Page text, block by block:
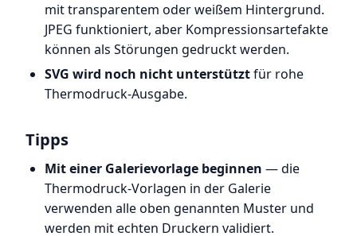
mit transparentem oder weißem Hintergrund.
JPEG funktioniert, aber Kompressionsartefakte
können als Störungen gedruckt werden.
SVG wird noch nicht unterstütztfür rohe
Thermodruck-Ausgabe.
Tipps
Mit einer Galerievorlage beginnen — die
Thermodruck-Vorlagen in der Galerie
verwenden alle oben genannten Muster und
werden mit echten Druckern validiert.